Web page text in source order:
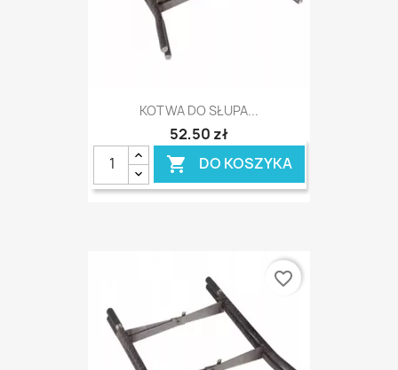
KOTWA DO SŁUPA...
52,50 zł
 DO KOSZYKA
favorite_border